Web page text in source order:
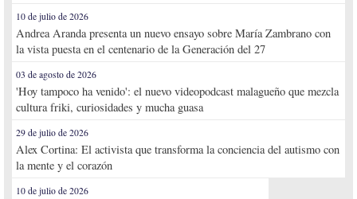
10 de julio de 2026
Andrea Aranda presenta un nuevo ensayo sobre María Zambrano con
la vista puesta en el centenario de la Generación del 27
03 de agosto de 2026
'Hoy tampoco ha venido': el nuevo videopodcast malagueño que mezcla
cultura friki, curiosidades y mucha guasa
29 de julio de 2026
Alex Cortina: El activista que transforma la conciencia del autismo con
la mente y el corazón
10 de julio de 2026